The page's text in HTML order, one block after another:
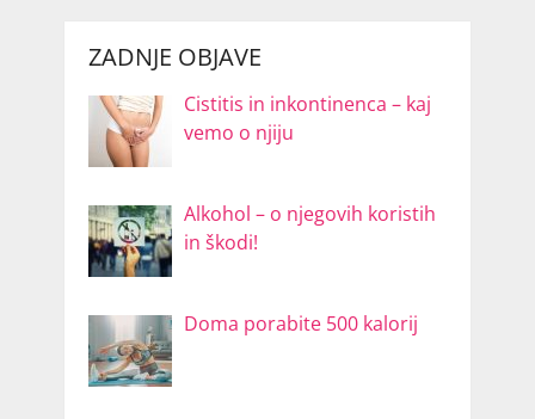
ZADNJE OBJAVE
Cistitis in inkontinenca – kaj
vemo o njiju
Alkohol – o njegovih koristih
in škodi!
Doma porabite 500 kalorij